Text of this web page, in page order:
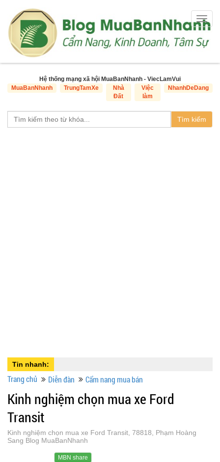
Hệ thống mạng xã hội MuaBanNhanh - ViecLamVui
MuaBanNhanh
TrungTamXe
Nhà
Đất
Việc
làm
NhanhDeDang
Tìm kiếm
Tin nhanh:
Trang chủ Diễn đàn Cẩm nang mua bán
Kinh nghiệm chọn mua xe Ford
Transit
Kinh nghiệm chọn mua xe Ford Transit, 78818, Phạm Hoàng
Sang Blog MuaBanNhanh
MBN share